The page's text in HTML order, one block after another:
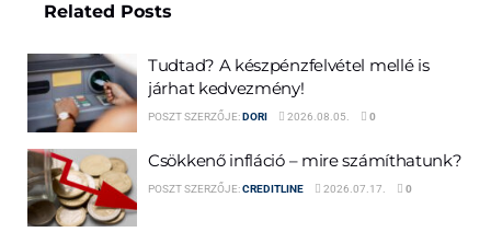
Related Posts
Tudtad? A készpénzfelvétel mellé is
járhat kedvezmény!
POSZT SZERZŐJE:DORI 2026.08.05. 0
Csökkenő infláció – mire számíthatunk?
POSZT SZERZŐJE:CREDITLINE 2026.07.17. 0